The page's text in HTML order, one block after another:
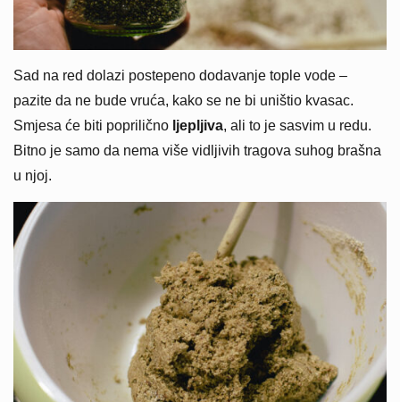
Sad na red dolazi postepeno dodavanje tople vode –
pazite da ne bude vruća, kako se ne bi uništio kvasac.
Smjesa će biti poprilično ljepljiva, ali to je sasvim u redu.
Bitno je samo da nema više vidljivih tragova suhog brašna
u njoj.